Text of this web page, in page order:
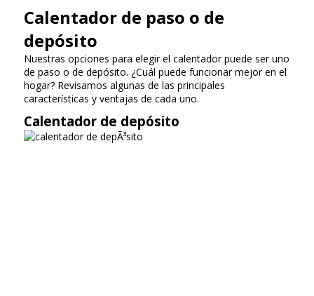
Calentador de paso o de
depósito
Nuestras opciones para elegir el calentador puede ser uno
de paso o de depósito. ¿Cuál puede funcionar mejor en el
hogar? Revisamos algunas de las principales
características y ventajas de cada uno.
Calentador de depósito